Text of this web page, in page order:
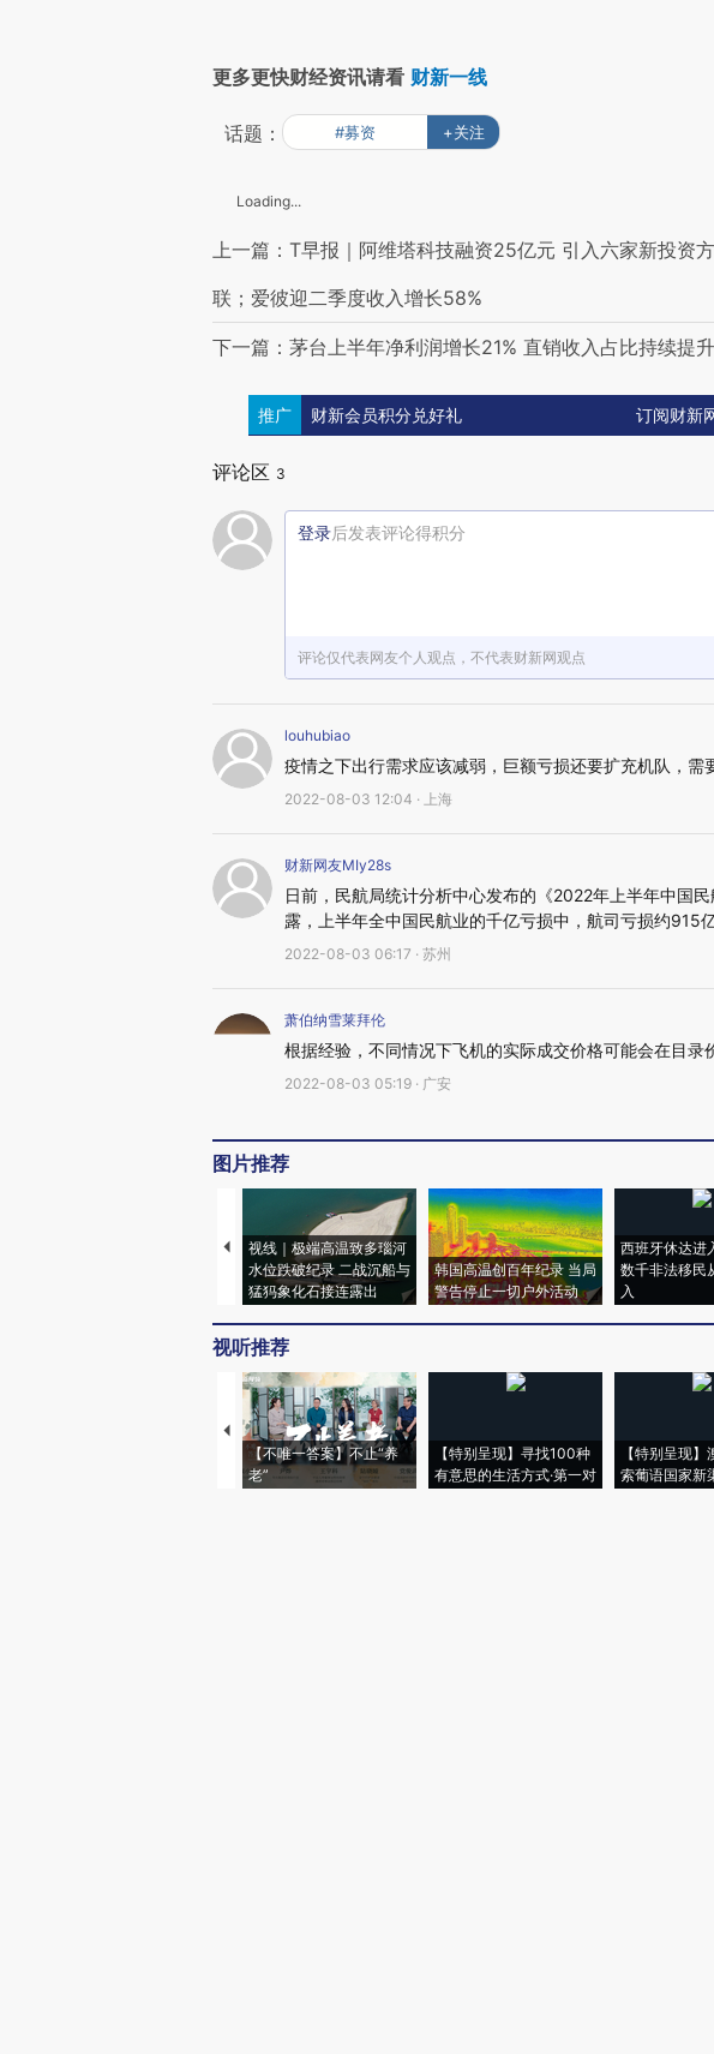
更多更快财经资讯请看 财新一线
话题： #募资 +关注
Loading...
上一篇：T早报｜阿维塔科技融资25亿元 引入六家新投资
联；爱彼迎二季度收入增长58%
下一篇：茅台上半年净利润增长21% 直销收入占比持续提升
推广 财新会员积分兑好礼 订阅财新
评论区 3
登录后发表评论得积分
评论仅代表网友个人观点，不代表财新网观点
louhubiao
疫情之下出行需求应该减弱，巨额亏损还要扩充机队，需
2022-08-03 12:04 · 上海
财新网友MIy28s
日前，民航局统计分析中心发布的《2022年上半年中国
露，上半年全中国民航业的千亿亏损中，航司亏损约915
2022-08-03 06:17 · 苏州
萧伯纳雪莱拜伦
根据经验，不同情况下飞机的实际成交价格可能会在目录
2022-08-03 05:19 · 广安
图片推荐
视线｜极端高温致多瑙河
水位跌破纪录 二战沉船与
猛犸象化石接连露出
韩国高温创百年纪录 当局
警告停止一切户外活动
西班牙休达进
数千非法移民
入
视听推荐
【不唯一答案】不止“养
老”
【特别呈现】寻找100种
有意思的生活方式·第一对
【特别呈现
索葡语国家新